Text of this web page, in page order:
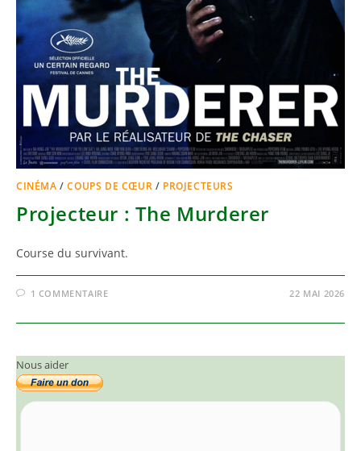
CINÉMA /COUPS DE CŒUR / PROJECTEURS
Projecteur : The Murderer
Course du survivant.
1 COMMENTAIRE 22 MAI 2026
Nous aider